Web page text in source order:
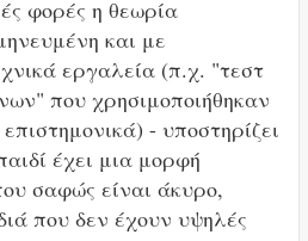
φορές η θεωρία
και με
εργαλεία (π.χ. "τεστ
που χρησιμοποιήθηκαν
- υποστηρίζει
έχει μια μορφή
σαφώς είναι άκυρο,
που δεν έχουν υψηλές